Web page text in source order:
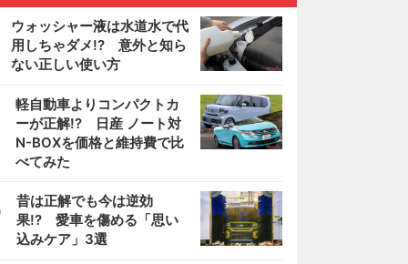
ウォッシャー液は水道水で代
用しちゃダメ!? 意外と知ら
ない正しい使い方
軽自動車よりコンパクトカ
ーが正解!? 日産 ノート対
N-BOXを価格と維持費で比
べてみた
昔は正解でも今は逆効
果!? 愛車を傷める「思い
込みケア」3選